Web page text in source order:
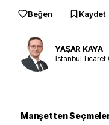
Beğen Kaydet
YAŞAR KAYA
İstanbul Ticaret
Manşetten